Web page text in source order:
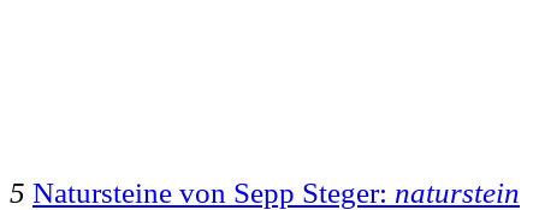
5 Natursteine von Sepp Steger: naturstein